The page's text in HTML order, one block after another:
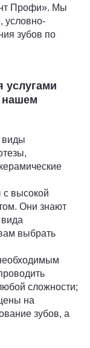
Профи». Мы
условно-
зубов по
услугами
нашем
виды
с высокой
Они знают
выбрать
сложности;
на
зубов, а